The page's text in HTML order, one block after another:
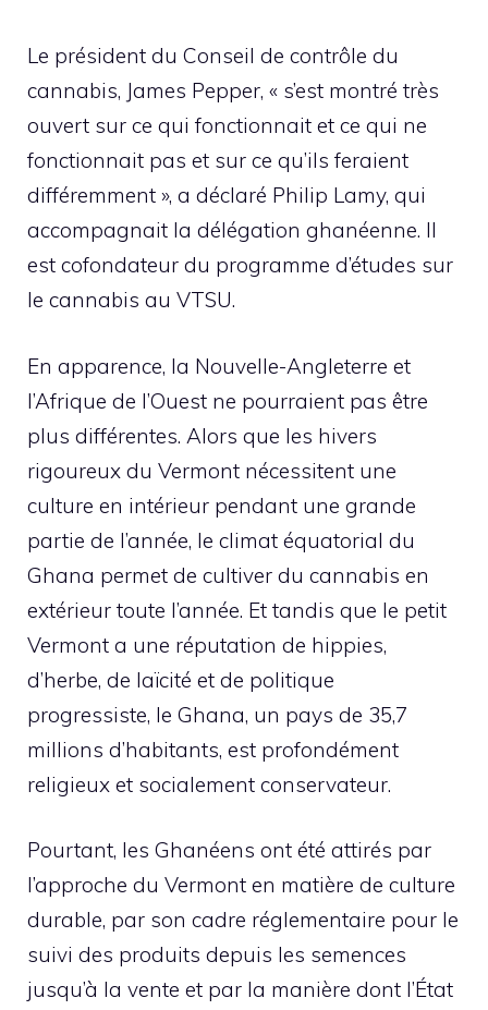
Le président du Conseil de contrôle du
cannabis, James Pepper, « s’est montré très
ouvert sur ce qui fonctionnait et ce qui ne
fonctionnait pas et sur ce qu’ils feraient
différemment », a déclaré Philip Lamy, qui
accompagnait la délégation ghanéenne. Il
est cofondateur du programme d’études sur
le cannabis au VTSU.
En apparence, la Nouvelle-Angleterre et
l’Afrique de l’Ouest ne pourraient pas être
plus différentes. Alors que les hivers
rigoureux du Vermont nécessitent une
culture en intérieur pendant une grande
partie de l’année, le climat équatorial du
Ghana permet de cultiver du cannabis en
extérieur toute l’année. Et tandis que le petit
Vermont a une réputation de hippies,
d’herbe, de laïcité et de politique
progressiste, le Ghana, un pays de 35,7
millions d’habitants, est profondément
religieux et socialement conservateur.
Pourtant, les Ghanéens ont été attirés par
l’approche du Vermont en matière de culture
durable, par son cadre réglementaire pour le
suivi des produits depuis les semences
jusqu’à la vente et par la manière dont l’État